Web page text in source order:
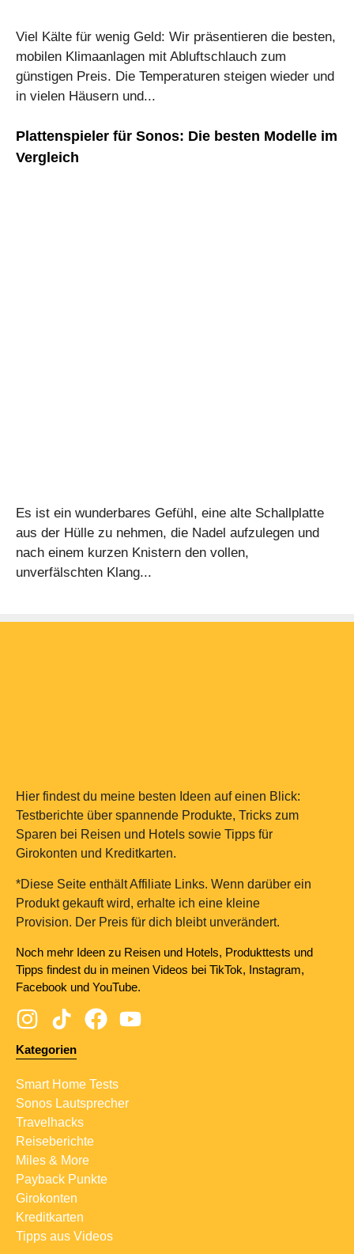
Viel Kälte für wenig Geld: Wir präsentieren die besten,
mobilen Klimaanlagen mit Abluftschlauch zum
günstigen Preis. Die Temperaturen steigen wieder und
in vielen Häusern und...
Plattenspieler für Sonos: Die besten Modelle im
Vergleich
Es ist ein wunderbares Gefühl, eine alte Schallplatte
aus der Hülle zu nehmen, die Nadel aufzulegen und
nach einem kurzen Knistern den vollen,
unverfälschten Klang...
Hier findest du meine besten Ideen auf einen Blick:
Testberichte über spannende Produkte, Tricks zum
Sparen bei Reisen und Hotels sowie Tipps für
Girokonten und Kreditkarten.
*Diese Seite enthält Affiliate Links. Wenn darüber ein
Produkt gekauft wird, erhalte ich eine kleine
Provision. Der Preis für dich bleibt unverändert.
Noch mehr Ideen zu Reisen und Hotels, Produkttests und
Tipps findest du in meinen Videos bei TikTok, Instagram,
Facebook und YouTube.
Kategorien
Smart Home Tests
Sonos Lautsprecher
Travelhacks
Reiseberichte
Miles & More
Payback Punkte
Girokonten
Kreditkarten
Tipps aus Videos